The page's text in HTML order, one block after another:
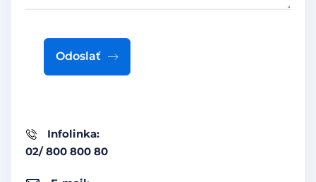
Infolinka:
02/ 800 800 80
Odoslať